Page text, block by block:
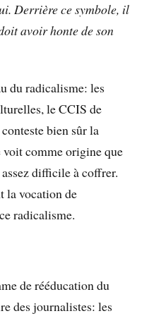
Derrière ce symbole, il
avoir honte de son
du radicalisme: les
le CCIS de
bien sûr la
comme origine que
difficile à coffrer.
la vocation de
radicalisme.
de rééducation du
des journalistes: les